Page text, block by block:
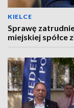
KIELCE
Sprawę
miejskiej spółce